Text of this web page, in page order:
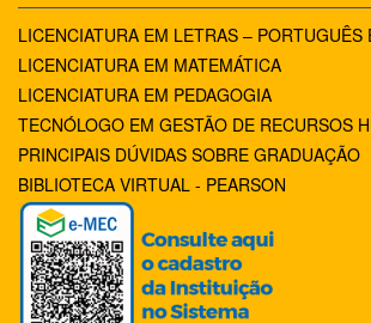
LICENCIATURA EM LETRAS – PORTUGUÊS
LICENCIATURA EM MATEMÁTICA
LICENCIATURA EM PEDAGOGIA
TECNÓLOGO EM GESTÃO DE RECURSOS
PRINCIPAIS DÚVIDAS SOBRE GRADUAÇÃO
BIBLIOTECA VIRTUAL - PEARSON